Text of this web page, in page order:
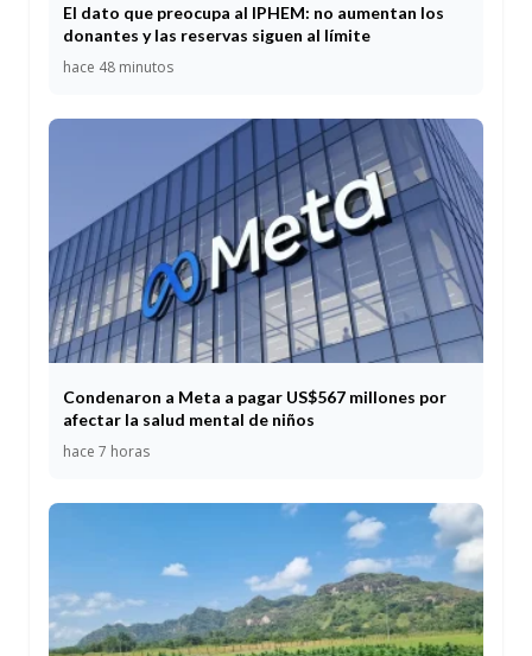
El dato que preocupa al IPHEM: no aumentan los
donantes y las reservas siguen al límite
hace 48 minutos
Condenaron a Meta a pagar US$567 millones por
afectar la salud mental de niños
hace 7 horas